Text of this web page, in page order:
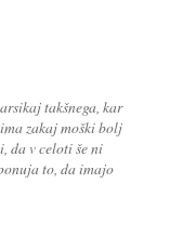
takšnega, kar
zakaj moški bolj
da v celoti še ni
to, da imajo